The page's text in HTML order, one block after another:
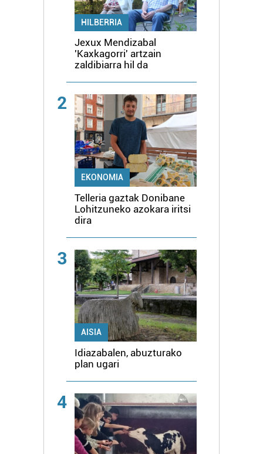
HILBERRIA
Jexux Mendizabal
'Kaxkagorri' artzain
zaldibiarra hil da
2
EKONOMIA
Telleria gaztak Donibane
Lohitzuneko azokara iritsi
dira
3
AISIA
Idiazabalen, abuzturako
plan ugari
4